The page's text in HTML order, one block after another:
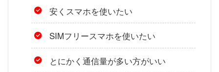
安くスマホを使いたい
SIMフリースマホを使いたい
とにかく通信量が多い方がいい